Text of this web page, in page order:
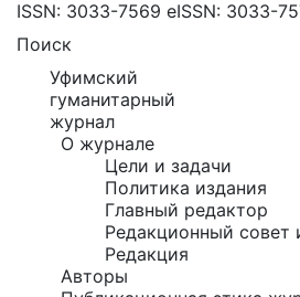
ISSN: 3033-7569 eISSN: 3033-
Поиск
Уфимский
гуманитарный
журнал
О журнале
Цели и задачи
Политика издания
Главный редактор
Редакционный совет
Редакция
Авторы